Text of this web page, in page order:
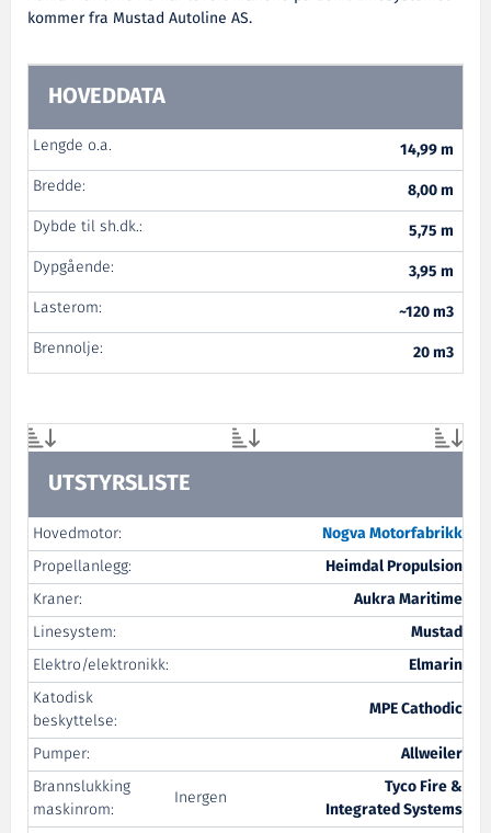
kommer fra Mustad Autoline AS.
HOVEDDATA
Lengde o.a.
14,99 m
Bredde:
8,00 m
Dybde til sh.dk.:
5,75 m
Dypgående:
3,95 m
Lasterom:
~120 m3
Brennolje:
20 m3
UTSTYRSLISTE
Hovedmotor:
Nogva Motorfabrikk
Propellanlegg:
Heimdal Propulsion
Kraner:
Aukra Maritime
Linesystem:
Mustad
Elektro/elektronikk:
Elmarin
Katodisk
beskyttelse:
MPE Cathodic
Pumper:
Allweiler
Brannslukking
maskinrom:
Inergen
Tyco Fire &
Integrated Systems